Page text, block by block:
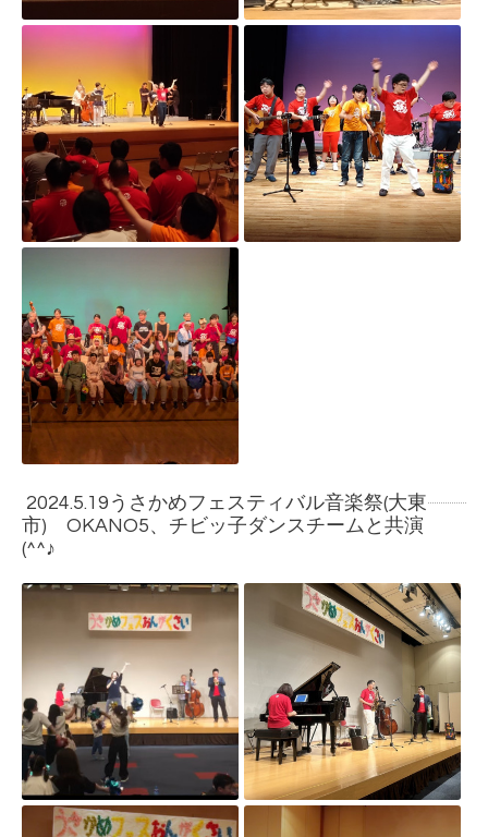
2024.5.19うさかめフェスティバル音楽祭(大東
市) OKANO5、チビッ子ダンスチームと共演
(^^♪